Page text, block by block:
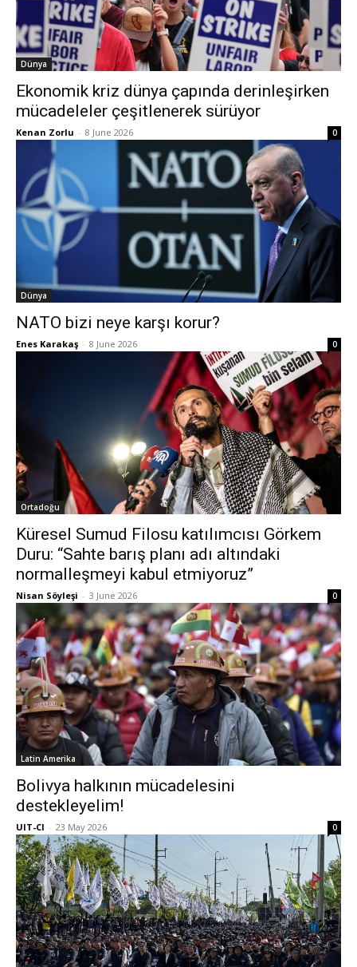
Dünya
Ekonomik kriz dünya çapında derinleşirken
mücadeleler çeşitlenerek sürüyor
Kenan Zorlu - 8 June 2026 0
Dünya
NATO bizi neye karşı korur?
Enes Karakaş - 8 June 2026 0
Ortadoğu
Küresel Sumud Filosu katılımcısı Görkem
Duru: “Sahte barış planı adı altındaki
normalleşmeyi kabul etmiyoruz”
Nisan Söyleşi - 3 June 2026 0
Latin Amerika
Bolivya halkının mücadelesini
destekleyelim!
UIT-CI - 23 May 2026 0